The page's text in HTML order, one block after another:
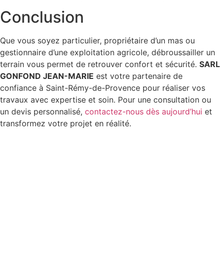
Conclusion
Que vous soyez particulier, propriétaire d’un mas ou
gestionnaire d’une exploitation agricole, débroussailler un
terrain vous permet de retrouver confort et sécurité. SARL
GONFOND JEAN-MARIE est votre partenaire de
confiance à Saint-Rémy-de-Provence pour réaliser vos
travaux avec expertise et soin. Pour une consultation ou
un devis personnalisé, contactez-nous dès aujourd’hui et
transformez votre projet en réalité.